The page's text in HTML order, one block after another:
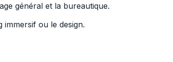
général et la bureautique.
ou le design.